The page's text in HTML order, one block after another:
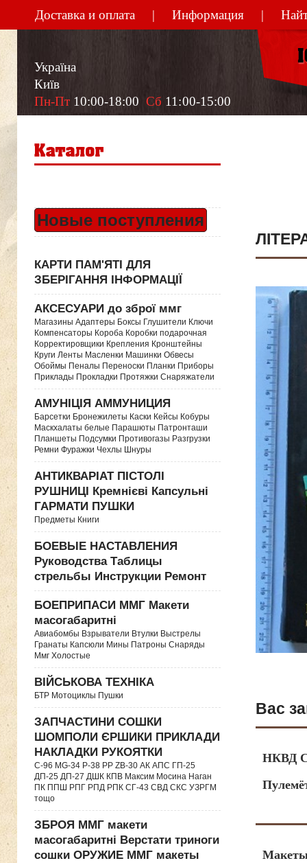
Доставка и оплата Информация
Україна
Київ
Пн-Пт 10:00-18:00 Сб 11:00-15:00
Новые поступления
КАРТИ ПАМ'ЯТІ ДЛЯ
ЗБЕРІГАННЯ ІНФОРМАЦІЇ
АКСЕСУАРИ до зброї ммг
Магазины Адаптеры Боксы Глушители Ключи
Компенсаторы Короба Коробки подарочная
Корректировщики Крепления Кронштейны
Круги Ленты Масленки Машинки Обвесы
Обоймы Пеналы Переноски Планки Приборы
Приклады Прокладки Протяжки Снаряжатели
АМУНІЦІЯ АММУНИЦИЯ
Барсетки Бронежилеты Каски Кейсы Кобуры
Маскхалаты белые Парашюты Патронташи
Планшеты Подсумки Противогазы Разгрузки
Ремни Фуражки Чехлы Шнуры
АНТИКВАРІАТ ПІСТОЛІ
РУШНИЦІ Кремнієві Капсульні
ГАРМАТИ ПУШКИ
Предметы Книги
БОЕВЫЕ НАСТАВЛЕНИЯ
Руководства Таблицы
стрельбы Инструкции Ремонт
БОЕПРИПАСИ ММГ Макети
масогабаритні
Авиабомбы Взрыватели Втулки Выстрелы
Гранаты Капсюли Мины Патроны Снаряды
Ммг Холостые
ВІЙСЬКОВА ТЕХНІКА
БТР Мотоциклы Пушки
ЗАПЧАСТИНИ СОШКИ
ШОМПОЛИ ЄРШИКИ ПРИКЛАДИ
НАКЛАДКИ РУКОЯТКИ
C-96 MG-34 P-38 PP ZB-30 АК АПС ГП-25
ДП-25 ДП-27 ДШК КПВ Максим Мосина Наган
ПК ППШ РПГ РПД РПК СГ-43 СВД CКС УЗРГМ
тощо
ЗБРОЯ ММГ макети
масогабаритні Верстати триноги
сошки ОРУЖИЕ ММГ макеты
Вас
НКВД
Макеты